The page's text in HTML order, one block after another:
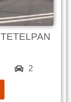
2